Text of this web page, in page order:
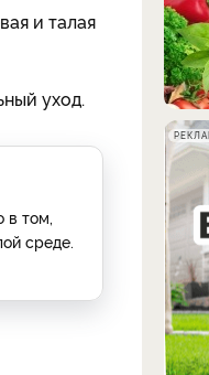
и талая
уход.
в том,
среде.